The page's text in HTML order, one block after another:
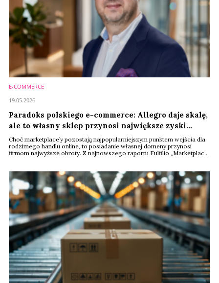
E-COMMERCE
Paradoks polskiego e-commerce: Allegro daje skalę,
ale to własny sklep przynosi największe zyski
[RAPORT]
Choć marketplace’y pozostają najpopularniejszym punktem wejścia dla
rodzimego handlu online, to posiadanie własnej domeny przynosi
firmom najwyższe obroty. Z najnowszego raportu Fulfilio „Marketplace
udziału w przychodach generowanych w sieci.
19.05.2026